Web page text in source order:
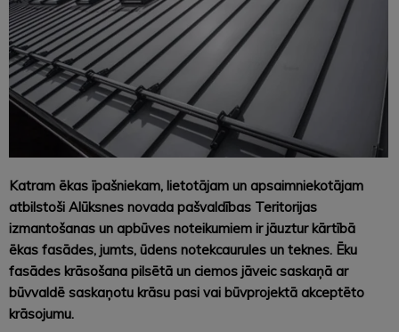
Katram ēkas īpašniekam, lietotājam un apsaimniekotājam
atbilstoši Alūksnes novada pašvaldības Teritorijas
izmantošanas un apbūves noteikumiem ir jāuztur kārtībā
ēkas fasādes, jumts, ūdens notekcaurules un teknes. Ēku
fasādes krāsošana pilsētā un ciemos jāveic saskaņā ar
būvvaldē saskaņotu krāsu pasi vai būvprojektā akceptēto
krāsojumu.